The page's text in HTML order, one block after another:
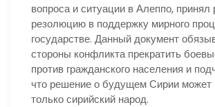
вопроса и ситуации в Алеппо, принял
резолюцию в поддержку мирного
государстве. Данный документ
стороны конфликта прекратить
против гражданского населения и
что решение о будущем Сирии может
только сирийский народ.